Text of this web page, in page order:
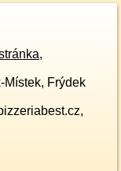
,
Místek, Frýdek